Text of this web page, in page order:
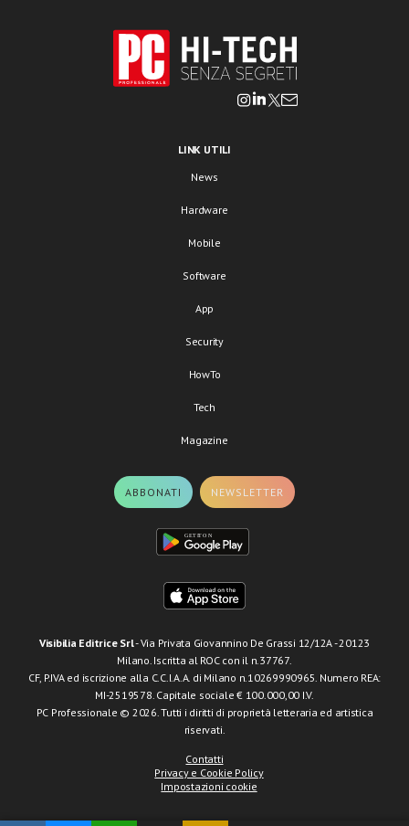
LINK UTILI
News
Hardware
Mobile
Software
App
Security
HowTo
Tech
Magazine
ABBONATI NEWSLETTER
Visibilia Editrice Srl- Via Privata Giovannino De Grassi 12/12A - 20123
Milano. Iscritta al ROC con il n.37767.
CF, P.IVA ed iscrizione alla C.C.I.A.A. di Milano n.10269990965. Numero REA:
MI-2519578. Capitale sociale € 100.000,00 I.V.
PC Professionale © 2026. Tutti i diritti di proprietà letteraria ed artistica
riservati.
Contatti
Privacy e Cookie Policy
Impostazioni cookie